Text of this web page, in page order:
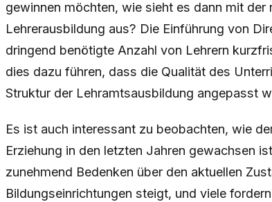
gewinnen möchten, wie sieht es dann mit der
Lehrerausbildung aus? Die Einführung von
dringend benötigte Anzahl von Lehrern
dies dazu führen, dass die Qualität des
Struktur der Lehramtsausbildung angepasst
Es ist auch interessant zu beobachten, wie
Erziehung in den letzten Jahren gewachsen
zunehmend Bedenken über den aktuellen
Bildungseinrichtungen steigt, und viele